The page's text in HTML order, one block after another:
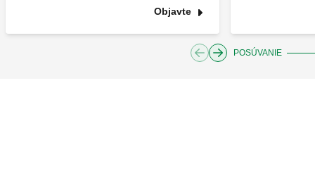
Objavte
POSÚVANIE